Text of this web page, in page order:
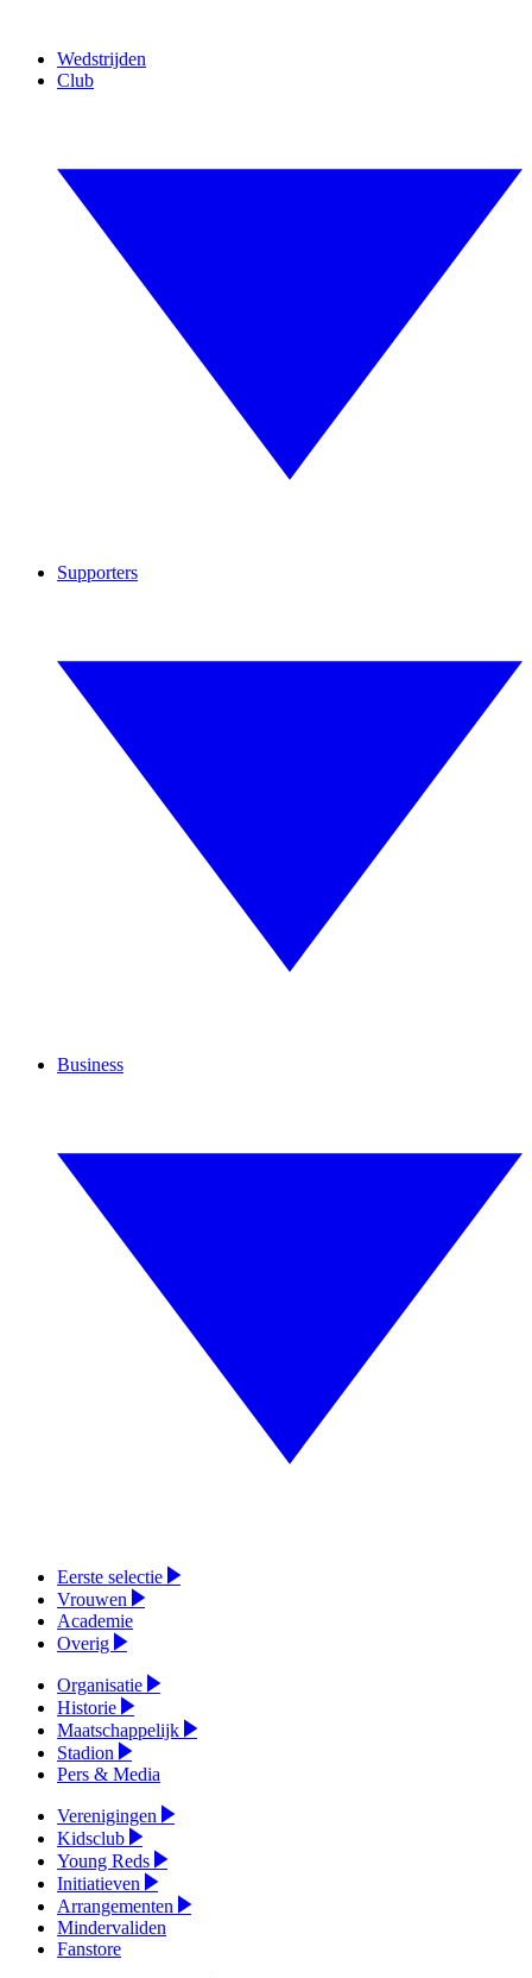
Wedstrijden
Club
Supporters
Business
Eerste selectie
Vrouwen
Academie
Overig
Organisatie
Historie
Maatschappelijk
Stadion
Pers & Media
Verenigingen
Kidsclub
Young Reds
Initiatieven
Arrangementen
Mindervaliden
Fanstore